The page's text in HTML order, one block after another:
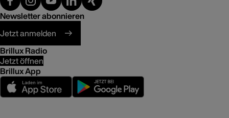
Newsletter abonnieren
Jetzt anmelden
Brillux Radio
Jetzt öffnen
Brillux App